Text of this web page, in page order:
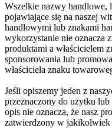
Wszelkie nazwy
pojawiające się na naszej
handlowymi lub znakami
wykorzystanie nie oznacza
produktami a właścicielem
sponsorowania lub
właściciela znaku
Jeśli opiszemy jeden z
przeznaczony do użytku
opis nie oznacza, że nasz
zatwierdzony w jakikolwiek